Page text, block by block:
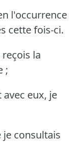
l'occurrence
cette fois-ci.
la
;
eux, je
consultais